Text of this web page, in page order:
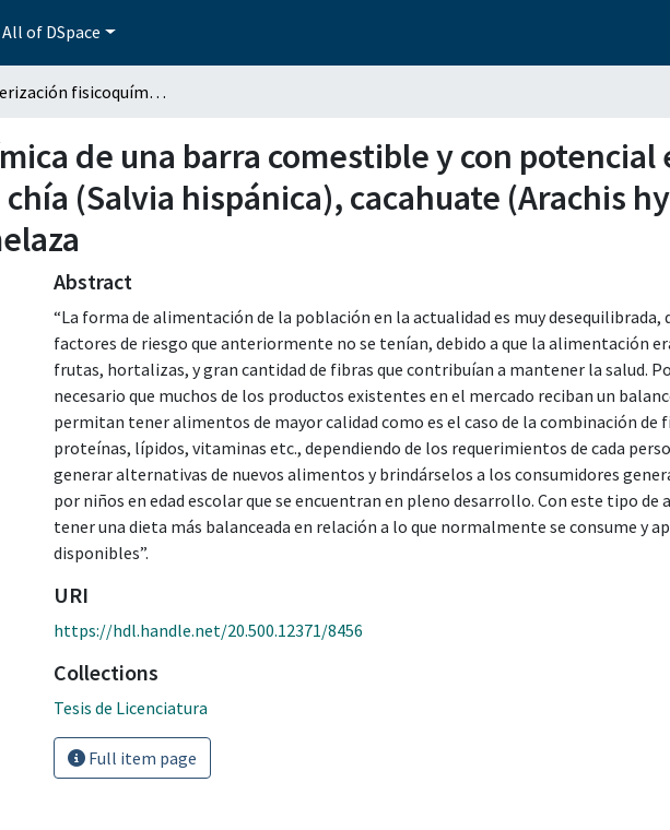
All of DSpace
Caracterización fisicoquímica de una barra comestible y con potencial efecto funcional, elaborada con chía (Salvia hispánica), cacahuate (Arachis hypogaea), avena (Avena sativa) y melaza
de una barra comestible y con potencial
(Salvia hispánica), cacahuate (Arachis
Abstract
“La forma de alimentación de la población en la actualidad es muy desequilibrada,
factores de riesgo que anteriormente no se tenían, debido a que la alimentación
frutas, hortalizas, y gran cantidad de fibras que contribuían a mantener la salud.
necesario que muchos de los productos existentes en el mercado reciban un
permitan tener alimentos de mayor calidad como es el caso de la combinación de
proteínas, lípidos, vitaminas etc., dependiendo de los requerimientos de cada
generar alternativas de nuevos alimentos y brindárselos a los consumidores
por niños en edad escolar que se encuentran en pleno desarrollo. Con este tipo
tener una dieta más balanceada en relación a lo que normalmente se consume y
disponibles”.
URI
https://hdl.handle.net/20.500.12371/8456
Collections
Tesis de Licenciatura
Full item page